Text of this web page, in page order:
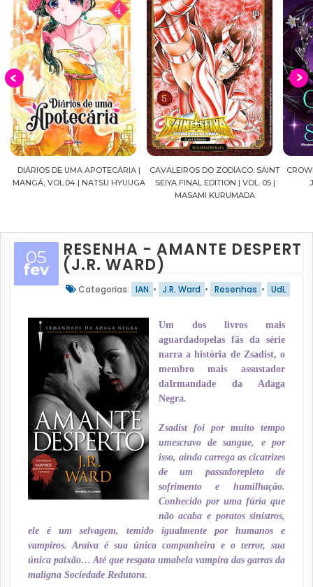
DIÁRIOS DE UMA APOTECÁRIA |
MANGÁ, VOL.04 | NATSU HYUUGA
CAVALEIROS DO ZODÍACO: SAINT
SEIYA FINAL EDITION | VOL. 05 |
MASAMI KURUMADA
05
fev
RESENHA - AMANTE
(J.R. WARD)
Categorias: IAN • J.R. Ward • Resenhas • UdL
Um dos livros mais
aguardadopelas fãs da série
narra a história de Zsadist, o
membro mais assustador
daIrmandade da Adaga
Negra.
Zsadist foi por muito tempo
umescravo de sangue, e por
isso, ainda carrega as cicatrizes
de um passadorepleto de
sofrimento e humilhação.
Conhecido por uma fúria que
não acaba e poratos sinistros,
ele é um selvagem, temido igualmente por humanos e
vampiros. Araiva é sua única companheira e o terror, sua
única paixão… Até que resgata umabela vampira das garras da
maligna Sociedade Redutora.